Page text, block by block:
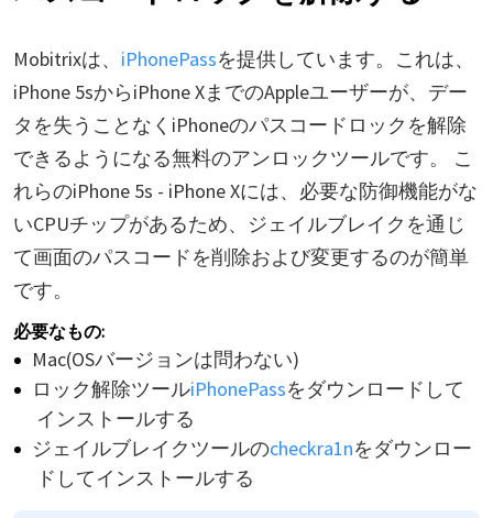
Mobitrixは、 iPhonePassを提供しています。これは、
iPhone 5sからiPhone XまでのAppleユーザーが、デー
タを失うことなくiPhoneのパスコードロックを解除
できるようになる無料のアンロックツールです。 こ
れらのiPhone 5s - iPhone Xには、必要な防御機能がな
いCPUチップがあるため、ジェイルブレイクを通じ
て画面のパスコードを削除および変更するのが簡単
です。
必要なもの:
Mac(OSバージョンは問わない)
ロック解除ツールiPhonePassをダウンロードして
インストールする
ジェイルブレイクツールのcheckra1nをダウンロー
ドしてインストールする